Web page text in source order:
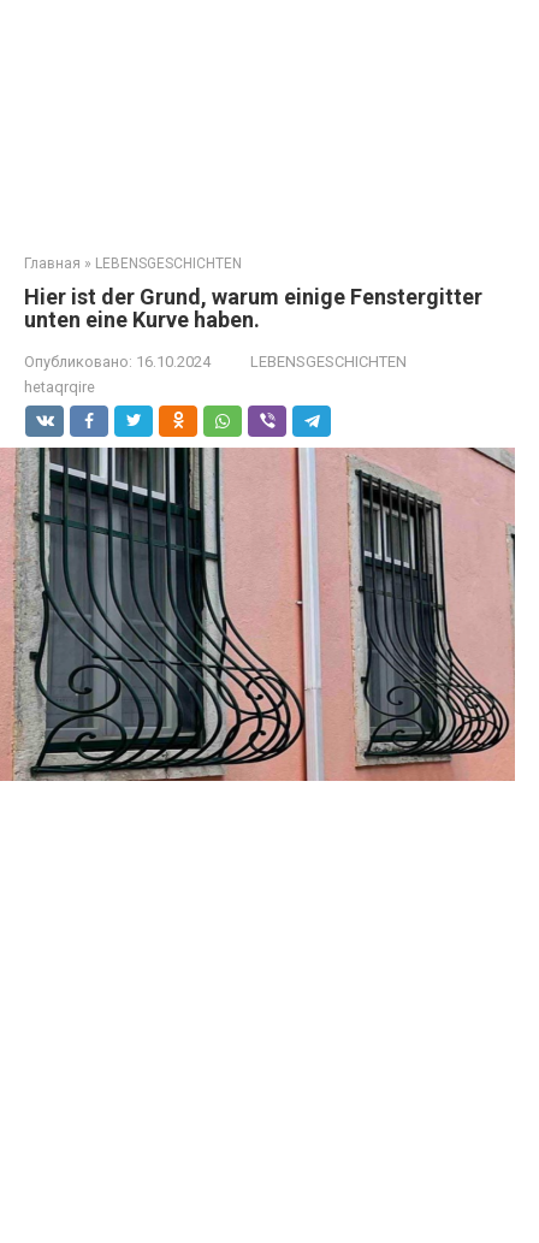
Главная » LEBENSGESCHICHTEN
Hier ist der Grund, warum einige Fenstergitter
unten eine Kurve haben.
Опубликовано: 16.10.2024
LEBENSGESCHICHTEN
hetaqrqire